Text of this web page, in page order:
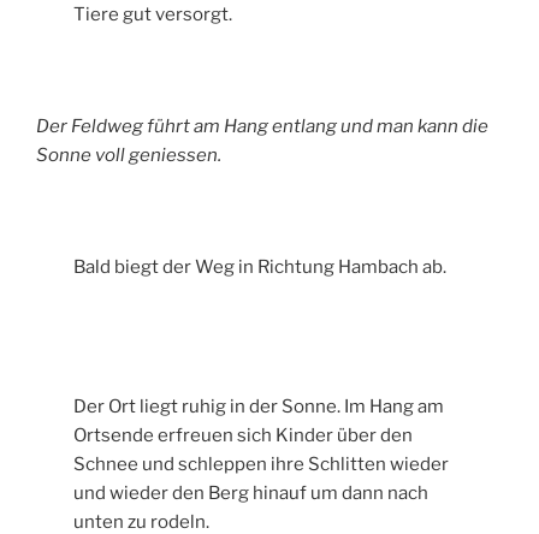
Tiere gut versorgt.
Der Feldweg führt am Hang entlang und man kann die
Sonne voll geniessen.
Bald biegt der Weg in Richtung Hambach ab.
Der Ort liegt ruhig in der Sonne. Im Hang am
Ortsende erfreuen sich Kinder über den
Schnee und schleppen ihre Schlitten wieder
und wieder den Berg hinauf um dann nach
unten zu rodeln.